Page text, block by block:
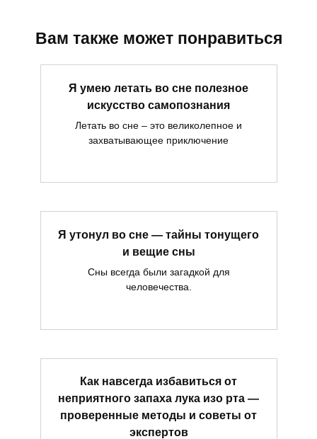
Вам также может понравиться
Я умею летать во сне полезное
искусство самопознания
Летать во сне – это великолепное и
захватывающее приключение
Я утонул во сне — тайны тонущего
и вещие сны
Сны всегда были загадкой для
человечества.
Как навсегда избавиться от
неприятного запаха лука изо рта —
проверенные методы и советы от
экспертов